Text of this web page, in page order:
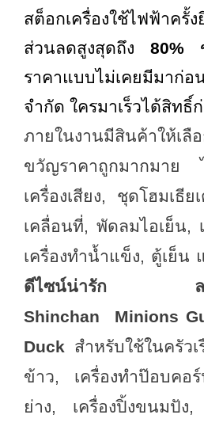
สต็อกเครื่องใช้ไฟฟ้าค
ส่วนลดสูงสุดถึง 80%
ราคาแบบไม่เคยมีมาก่
จำกัด ใครมาเร็วได้สิทธิ์
ภายในงานมีสินค้าให้เลื
ขวัญราคาถูกมากมาย
เครื่องเสียง, ชุดโฮมเธีย
เคลื่อนที่, พัดลมไอเย็น,
เครื่องทำน้ำแข็ง, ตู้เย็น
ดีไซน์น่ารัก ลาย
Shinchan Minions
Duck สำหรับใช้ในครัว
ข้าว, เครื่องทำป๊อบค
ย่าง, เครื่องปิ้งขนมปัง